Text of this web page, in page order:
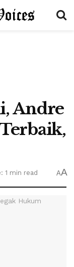
Andre
1 min read AA